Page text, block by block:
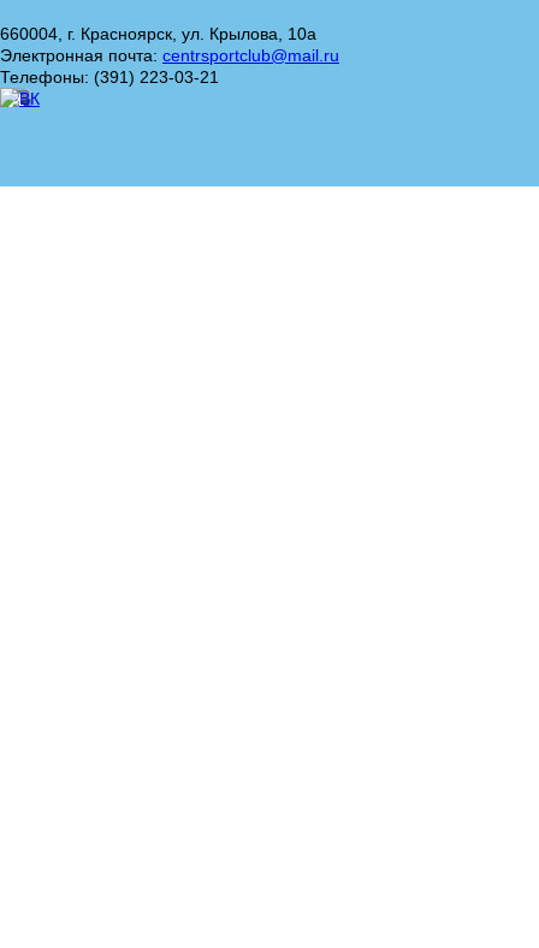
660004, г. Красноярск, ул. Крылова, 10а
Электронная почта: centrsportclub@mail.ru
Телефоны: (391) 223-03-21